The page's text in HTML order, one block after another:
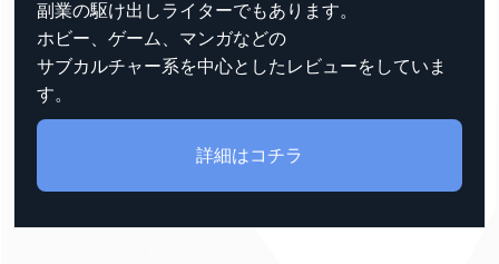
副業の駆け出しライターでもあります。
ホビー、ゲーム、マンガなどの
サブカルチャー系を中心としたレビューをしていま
す。
詳細はコチラ